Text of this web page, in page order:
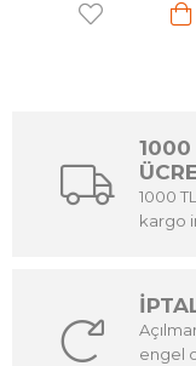
1000
1000
kargo
engel